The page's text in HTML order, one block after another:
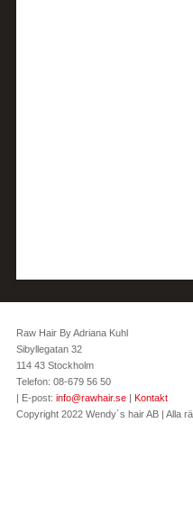
Raw Hair By Adriana Kuhl
Sibyllegatan 32
114 43 Stockholm
Telefon: 08-679 56 50
| E-post: info@rawhair.se | Kontakt
Copyright 2022 Wendy´s hair AB | Alla